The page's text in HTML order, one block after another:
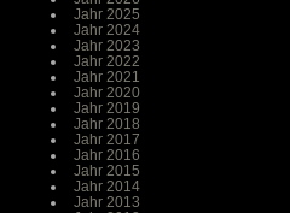
Jahr 2025
Jahr 2024
Jahr 2023
Jahr 2022
Jahr 2021
Jahr 2020
Jahr 2019
Jahr 2018
Jahr 2017
Jahr 2016
Jahr 2015
Jahr 2014
Jahr 2013